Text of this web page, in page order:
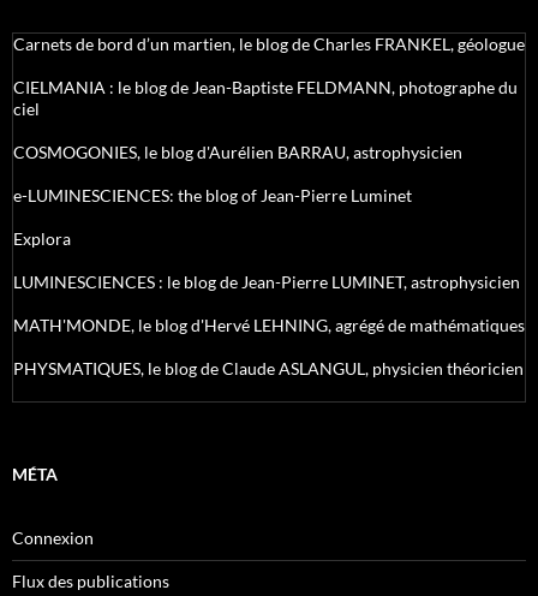
Carnets de bord d’un martien, le blog de Charles FRANKEL, géologue
CIELMANIA : le blog de Jean-Baptiste FELDMANN, photographe du
ciel
COSMOGONIES, le blog d'Aurélien BARRAU, astrophysicien
e-LUMINESCIENCES: the blog of Jean-Pierre Luminet
Explora
LUMINESCIENCES : le blog de Jean-Pierre LUMINET, astrophysicien
MATH'MONDE, le blog d'Hervé LEHNING, agrégé de mathématiques
PHYSMATIQUES, le blog de Claude ASLANGUL, physicien théoricien
MÉTA
Connexion
Flux des publications